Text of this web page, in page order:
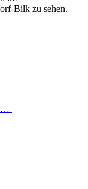
Bilk zu sehen.